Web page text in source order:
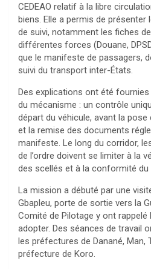
CEDEAO relatif à la libre
biens. Elle a permis de
de suivi, notamment les fiches
différentes forces (Douane,
que le manifeste de passagers,
suivi du transport inter-États.
Des explications ont été
du mécanisme : un contrôle
départ du véhicule, avant la pose
et la remise des documents
manifeste. Le long du corridor,
de l’ordre doivent se limiter à la
des scellés et à la conformité du
La mission a débuté par une
Gbapleu, porte de sortie vers la
Comité de Pilotage y ont
adopter. Des séances de travail
les préfectures de Danané, Man,
préfecture de Koro.